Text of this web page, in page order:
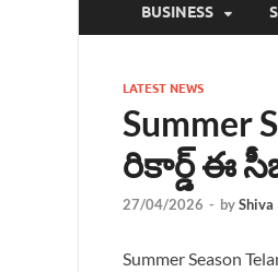
BUSINESS
LATEST NEWS
Summer
రికార్డ్ ఈ
27/04/2026 - byShiva
Summer Season